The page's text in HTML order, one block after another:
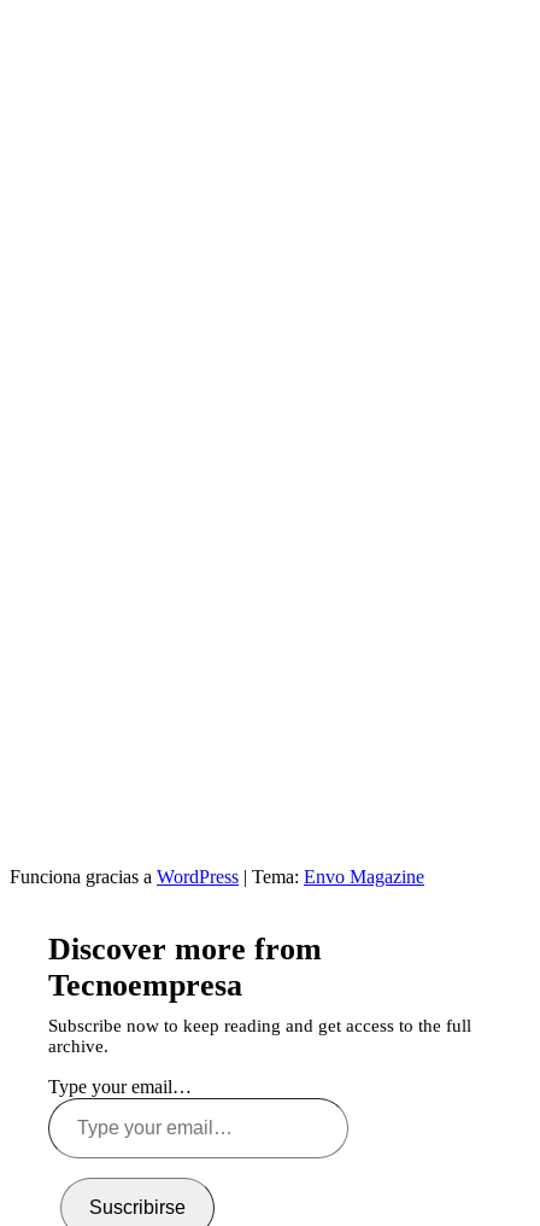
Funciona gracias a WordPress | Tema: Envo Magazine
Discover more from
Tecnoempresa
Subscribe now to keep reading and get access to the full
archive.
Type your email…
Suscribirse